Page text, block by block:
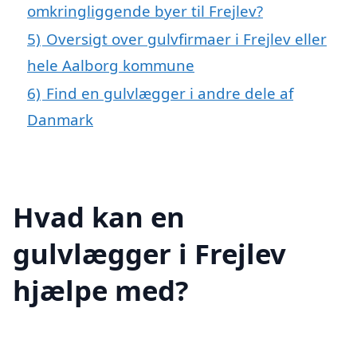
omkringliggende byer til Frejlev?
5) Oversigt over gulvfirmaer i Frejlev eller
hele Aalborg kommune
6) Find en gulvlægger i andre dele af
Danmark
Hvad kan en
gulvlægger i Frejlev
hjælpe med?